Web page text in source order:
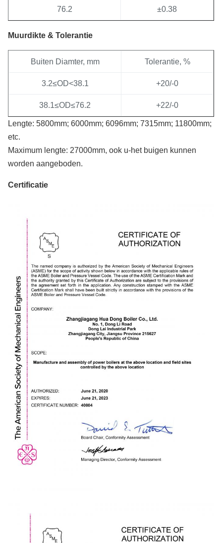
76.2 ±0.38
Muurdikte & Tolerantie
Buiten Diamter, mm Tolerantie, %
3.2≤OD<38.1 +20/-0
38.1≤OD≤76.2 +22/-0
Lengte: 5800mm; 6000mm; 6096mm; 7315mm; 11800mm;
etc.
Maximum lengte: 27000mm, ook u-het buigen kunnen
worden aangeboden.
Certificatie